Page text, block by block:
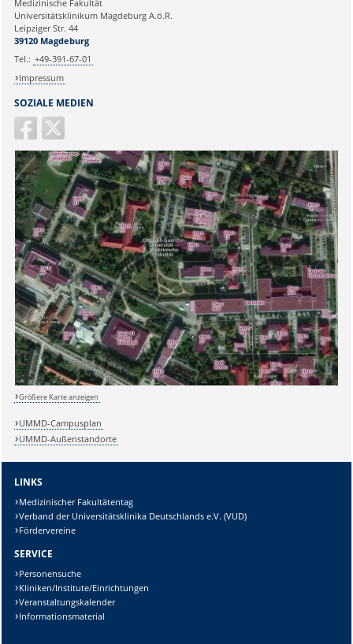
Ihr Anliegen:
SOZIALE MEDIEN
Medizinische Fakultät
Universitätsklinikum Magdeburg A.ö.R.
Leipziger Str. 44
39120 Magdeburg
Tel.: +49-391-67-01
Impressum
Größere Karte anzeigen
UMMD-Campusplan
UMMD-Außenstandorte
LINKS
Medizinischer Fakultätentag
Verband der Universitätsklinika Deutschlands e.V. (VUD)
Fördervereine
SERVICE
Personensuche
Kliniken/Institute/Einrichtungen
Veranstaltungskalender
Informationsmaterial